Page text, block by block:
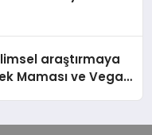
araştırmaya
Maması ve Vegan